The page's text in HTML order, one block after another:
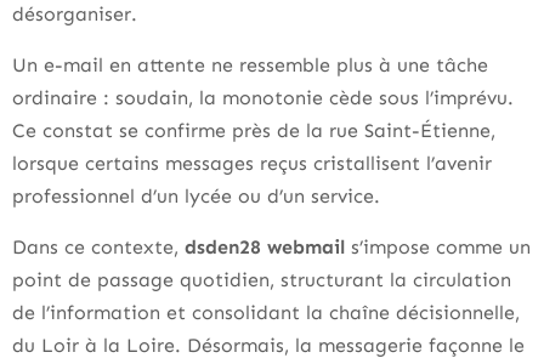
désorganiser.
Un e-mail en attente ne ressemble plus à une tâche
ordinaire : soudain, la monotonie cède sous l’imprévu.
Ce constat se confirme près de la rue Saint-Étienne,
lorsque certains messages reçus cristallisent l’avenir
professionnel d’un lycée ou d’un service.
Dans ce contexte, dsden28 webmail s’impose comme un
point de passage quotidien, structurant la circulation
de l’information et consolidant la chaîne décisionnelle,
du Loir à la Loire. Désormais, la messagerie façonne le